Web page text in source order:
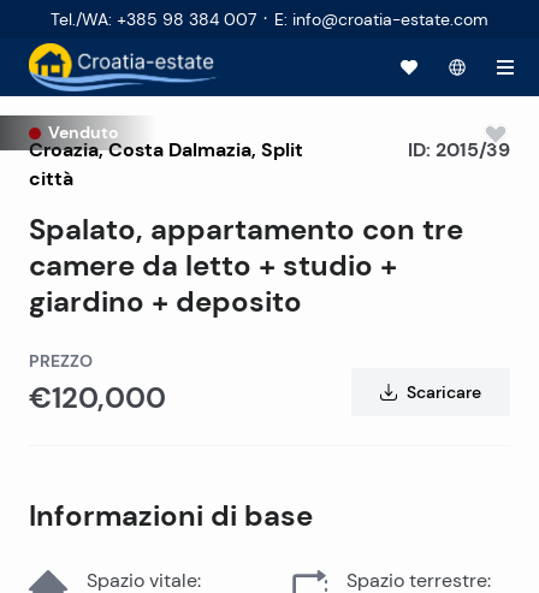
Tel./WA: +385 98 384 007 · E: info@croatia-estate.com
Venduto
Croazia,Costa Dalmazia, Split
città
Spalato, appartamento con tre
camere da letto + studio +
giardino + deposito
ID: 2015/39
PREZZO
€120,000 Scaricare
Informazioni di base
Spazio vitale: Spazio terrestre: